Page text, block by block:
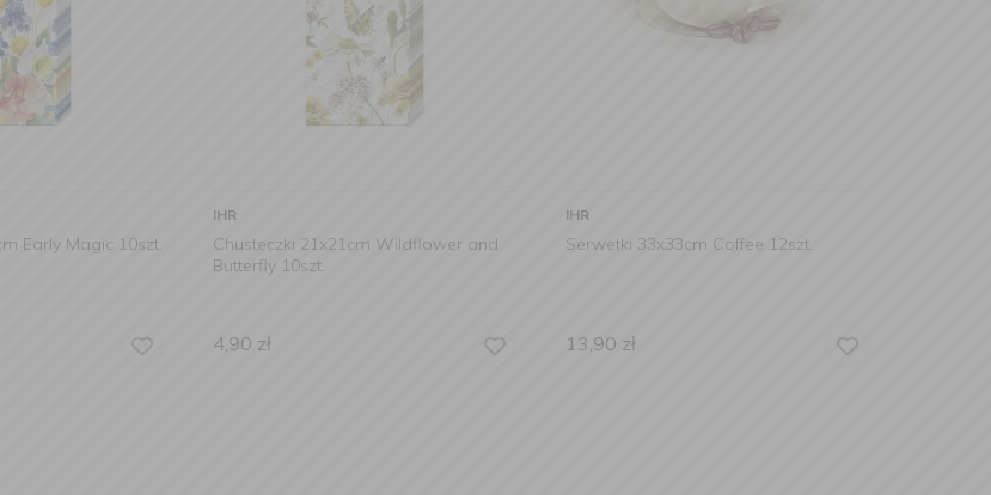
Early Magic 10szt.
IHR
Chusteczki 21x21cm Wildflower and
Butterfly 10szt.
4,90 zł
IHR
Serwetki 33x33cm Coffee 12szt.
13,90 zł